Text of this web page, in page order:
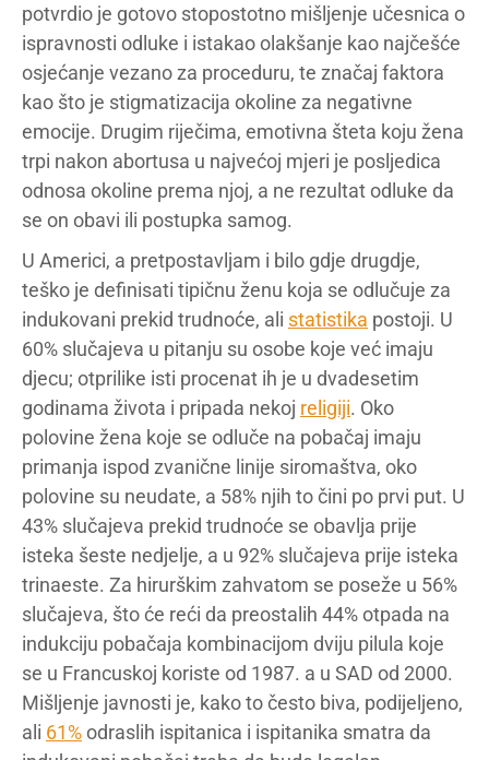
potvrdio je gotovo stopostotno mišljenje učesnica o
ispravnosti odluke i istakao olakšanje kao najčešće
osjećanje vezano za proceduru, te značaj faktora
kao što je stigmatizacija okoline za negativne
emocije. Drugim riječima, emotivna šteta koju žena
trpi nakon abortusa u najvećoj mjeri je posljedica
odnosa okoline prema njoj, a ne rezultat odluke da
se on obavi ili postupka samog.
U Americi, a pretpostavljam i bilo gdje drugdje,
teško je definisati tipičnu ženu koja se odlučuje za
indukovani prekid trudnoće, ali statistika postoji. U
60% slučajeva u pitanju su osobe koje već imaju
djecu; otprilike isti procenat ih je u dvadesetim
godinama života i pripada nekoj religiji. Oko
polovine žena koje se odluče na pobačaj imaju
primanja ispod zvanične linije siromaštva, oko
polovine su neudate, a 58% njih to čini po prvi put. U
43% slučajeva prekid trudnoće se obavlja prije
isteka šeste nedjelje, a u 92% slučajeva prije isteka
trinaeste. Za hirurškim zahvatom se poseže u 56%
slučajeva, što će reći da preostalih 44% otpada na
indukciju pobačaja kombinacijom dviju pilula koje
se u Francuskoj koriste od 1987. a u SAD od 2000.
Mišljenje javnosti je, kako to često biva, podijeljeno,
ali 61%odraslih ispitanica i ispitanika smatra da